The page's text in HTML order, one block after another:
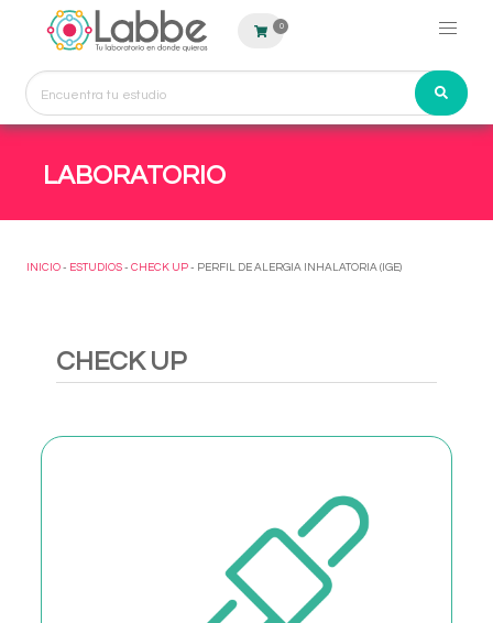
0
LABORATORIO
INICIO - ESTUDIOS - CHECK UP - PERFIL DE ALERGIA INHALATORIA (IGE)
CHECK UP